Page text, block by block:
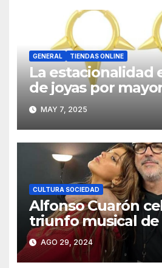
GENERAL TIENDAS ONLINE
La estacionalidad
de joyas por
planificar
MAY 7, 2025
CULTURA SOCIEDAD
Alfonso Cuarón
triunfo musical de
Bu y Olmo Cuarón
AGO 29, 2024